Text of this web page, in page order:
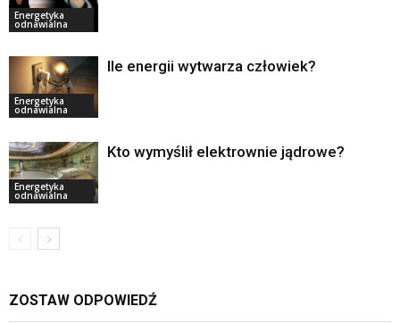
Energetyka
odnawialna
Energetyka
odnawialna
Ile energii wytwarza człowiek?
Energetyka
odnawialna
Kto wymyślił elektrownie jądrowe?
ZOSTAW ODPOWIEDŹ